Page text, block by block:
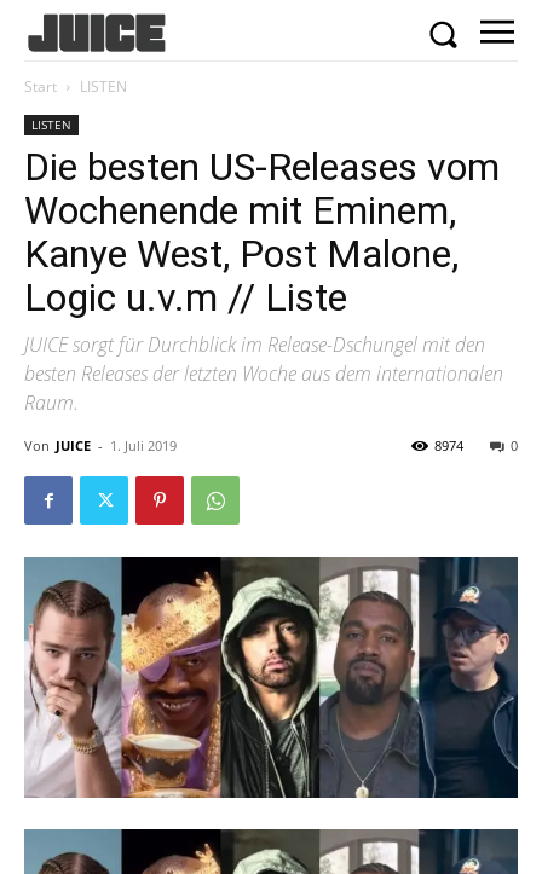
Start LISTEN
LISTEN
Die besten US-Releases vom
Wochenende mit Eminem,
Kanye West, Post Malone,
Logic u.v.m // Liste
JUICE sorgt für Durchblick im Release-Dschungel mit den
besten Releases der letzten Woche aus dem internationalen
Raum.
Von JUICE - 1. Juli 2019 0
8974